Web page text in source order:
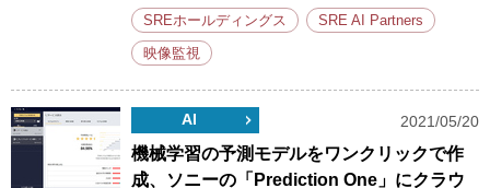
SREホールディングス SRE AI Partners
映像監視
AI 2021/05/20
機械学習の予測モデルをワンクリックで作
成、ソニーの「Prediction One」にクラウ